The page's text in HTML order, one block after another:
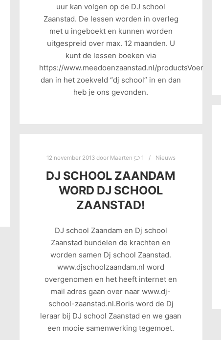
uur kan volgen op de DJ school
Zaanstad. De lessen worden in overleg
met u ingeboekt en kunnen worden
uitgespreid over max. 12 maanden. U
kunt de lessen boeken via
https://www.meedoenzaanstad.nl/productsVoer
dan in het zoekveld “dj school” in en dan
heb je ons gevonden.
12 november 2013door Maarten 1 Nieuws
DJ SCHOOL ZAANDAM
WORD DJ SCHOOL
ZAANSTAD!
DJ school Zaandam en Dj school
Zaanstad bundelen de krachten en
worden samen Dj school Zaanstad.
www.djschoolzaandam.nl word
overgenomen en het heeft internet en
mail adres gaan over naar www.dj-
school-zaanstad.nl.Boris word de Dj
leraar bij DJ school Zaanstad en we gaan
een mooie samenwerking tegemoet.